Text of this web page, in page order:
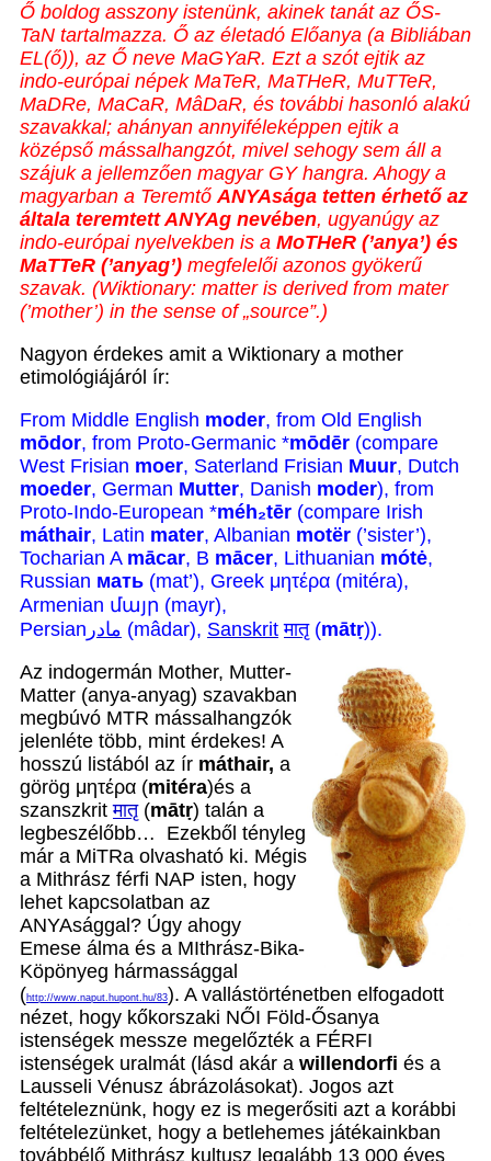
Ő boldog asszony istenünk, akinek tanát az ŐS-
TaN tartalmazza. Ő az életadó Előanya (a Bibliában
EL(ő)), az Ő neve MaGYaR. Ezt a szót ejtik az
indo-európai népek MaTeR, MaTHeR, MuTTeR,
MaDRe, MaCaR, MâDaR, és további hasonló alakú
szavakkal; ahányan annyiféleképpen ejtik a
középső mássalhangzót, mivel sehogy sem áll a
szájuk a jellemzően magyar GY hangra. Ahogy a
magyarban a TeremtőANYAsága tetten érhető az
általa teremtett ANYAg nevében, ugyanúgy az
indo-európai nyelvekben is a MoTHeR (’anya’) és
MaTTeR (’anyag’) megfelelői azonos gyökerű
szavak. (Wiktionary: matter is derived from mater
(’mother’) in the sense of „source”.)
Nagyon érdekes amit a Wiktionary a mother
etimológiájáról ír:
From Middle English moder, from Old English
mōdor, from Proto-Germanic *mōdēr (compare
West Frisian moer, Saterland Frisian Muur, Dutch
moeder, German Mutter, Danish moder), from
Proto-Indo-European *méh₂tēr (compare Irish
máthair, Latin mater, Albanian motër (’sister’),
Tocharian A mācar, B mācer, Lithuanian mótė,
Russian мать (mat’), Greek μητέρα (mitéra),
Armenian մայր (mayr),
Persian مادر (mâdar), Sanskrit मातृ(mātṛ)).
Az indogermán Mother, Mutter-
Matter (anya-anyag) szavakban
megbúvó MTR mássalhangzók
jelenléte több, mint érdekes! A
hosszú listából az ír máthair, a
görög μητέρα (mitéra)és a
szanszkritमातृ(mātṛ) talán a
legbeszélőbb… Ezekből tényleg
már a MiTRa olvasható ki. Mégis
a Mithrász férfi NAP isten, hogy
lehet kapcsolatban az
ANYAsággal? Úgy ahogy
Emese álma és a MIthrász-Bika-
Köpönyeg hármassággal
(http://www.naput.hupont.hu/83). A vallástörténetben elfogadott
nézet, hogy kőkorszaki NŐI Föld-Ősanya
istenségek messze megelőzték a FÉRFI
istenségek uralmát (lásd akár a willendorfi és a
Lausseli Vénusz ábrázolásokat). Jogos azt
feltételeznünk, hogy ez is megerősiti azt a korábbi
feltételezünket, hogy a betlehemes játékainkban
továbbélő Mithrász kultusz legalább 13 000 éves